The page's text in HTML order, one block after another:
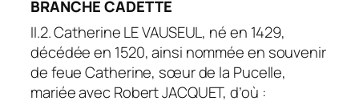
BRANCHECADETTE
II.2. Catherine LE VAUSEUL, né en 1429,
décédée en 1520, ainsi nommée en souvenir
de feue Catherine, sœur de la Pucelle,
mariée avec Robert JACQUET, d’où :